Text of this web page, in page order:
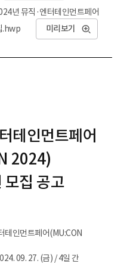
년 뮤직·엔터테인먼트페어
.hwp
미리보기
테인먼트페어
2024)
모집 공고
테인먼트페어(MU:CON
09. 27. (금) / 4일 간